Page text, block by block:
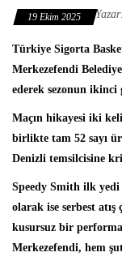
19 Ekim 2025
Türkiye Sigorta
Merkezefendi
ederek sezonun ikinci
Maçın hikayesi iki
birlikte tam 52 sayı
Denizli temsilcisine
Speedy Smith ilk
olarak ise serbest
kusursuz bir
Merkezefendi, hem